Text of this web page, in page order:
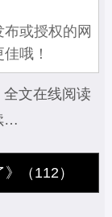
或授权的网
哦！
全文在线阅读
…
（112）